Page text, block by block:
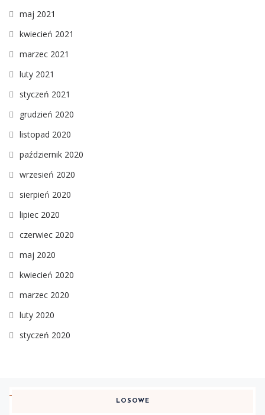
maj 2021
kwiecień 2021
marzec 2021
luty 2021
styczeń 2021
grudzień 2020
listopad 2020
październik 2020
wrzesień 2020
sierpień 2020
lipiec 2020
czerwiec 2020
maj 2020
kwiecień 2020
marzec 2020
luty 2020
styczeń 2020
LOSOWE